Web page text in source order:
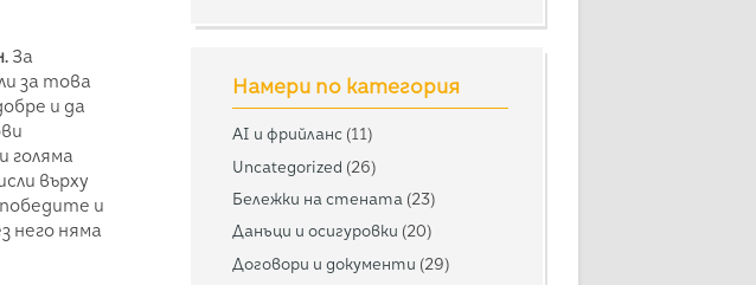
За
за това
и да
голяма
върху
и
него няма
Намери по категория
AI и фрийланс (11)
Uncategorized (26)
Бележки на стената (23)
Данъци и осигуровки (20)
Договори и документи (29)